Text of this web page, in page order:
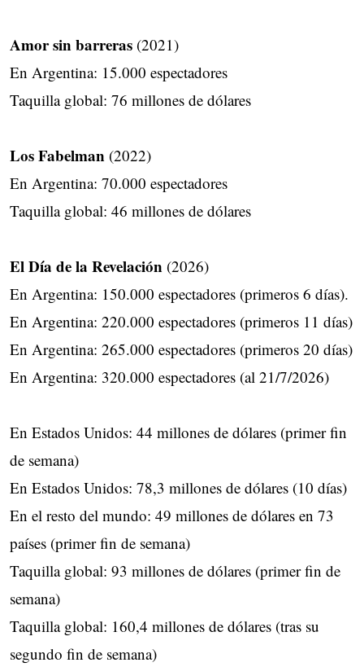
Amor sin barreras (2021)
En Argentina: 15.000 espectadores
Taquilla global: 76 millones de dólares
Los Fabelman (2022)
En Argentina: 70.000 espectadores
Taquilla global: 46 millones de dólares
El Día de la Revelación (2026)
En Argentina: 150.000 espectadores (primeros 6 días).
En Argentina: 220.000 espectadores (primeros 11 días)
En Argentina: 265.000 espectadores (primeros 20 días)
En Argentina: 320.000 espectadores (al 21/7/2026)
En Estados Unidos: 44 millones de dólares (primer fin
de semana)
En Estados Unidos: 78,3 millones de dólares (10 días)
En el resto del mundo: 49 millones de dólares en 73
países (primer fin de semana)
Taquilla global: 93 millones de dólares (primer fin de
semana)
Taquilla global: 160,4 millones de dólares (tras su
segundo fin de semana)